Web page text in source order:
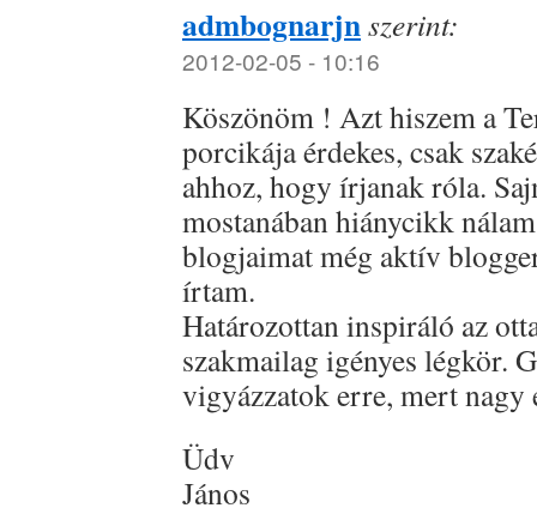
admbognarjnszerint:
2012-02-05 - 10:16
Köszönöm ! Azt hiszem a
porcikája érdekes, csak
ahhoz, hogy írjanak róla.
mostanában hiánycikk
blogjaimat még aktív
írtam.
Határozottan inspiráló az
szakmailag igényes légkör.
vigyázzatok erre, mert nagy
Üdv
János